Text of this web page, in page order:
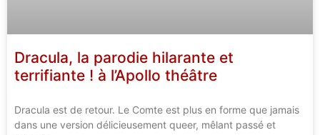
Dracula, la parodie hilarante et
terrifiante ! à l’Apollo théâtre
Dracula est de retour. Le Comte est plus en forme que jamais
dans une version délicieusement queer, mêlant passé et